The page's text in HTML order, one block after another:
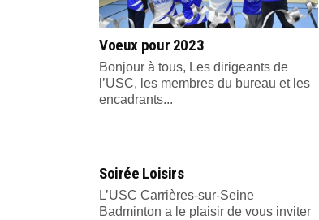
Voeux pour 2023
Bonjour à tous, Les dirigeants de
l’USC, les membres du bureau et les
encadrants...
Soirée Loisirs
L’USC Carrières-sur-Seine
Badminton a le plaisir de vous inviter